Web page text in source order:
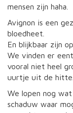
mensen zijn haha.
Avignon is een
bloedheet.
En blijkbaar zijn
We vinden er
vooral niet heel
uurtje uit de hitte.
We lopen nog
schaduw waar